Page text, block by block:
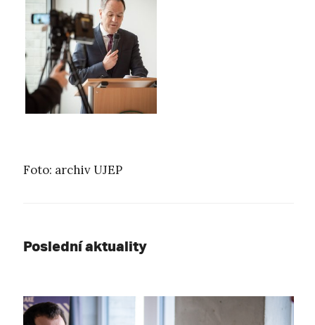
Foto: archiv UJEP
Poslední aktuality